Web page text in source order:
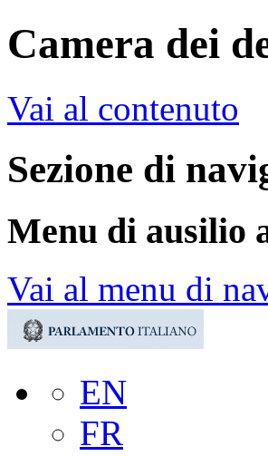
Camera dei
Vai al contenuto
Sezione di
Menu di ausilio
Vai al menu di
EN
FR